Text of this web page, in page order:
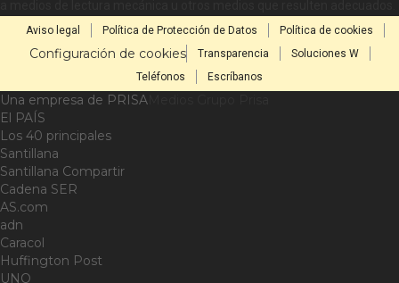
Aviso legal Política de Protección de Datos Política de cookies
Configuración de cookies Transparencia
Soluciones W
Teléfonos
Escríbanos
Una empresa de PRISA
El PAÍS
Los 40 principales
Santillana
Santillana Compartir
Cadena SER
AS.com
adn
Caracol
Huffington Post
UNO